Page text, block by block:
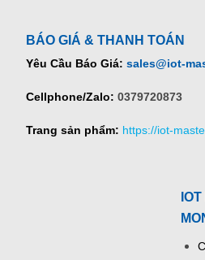
BÁO GIÁ & THANH TOÁN
Yêu Cầu Báo Giá: sales@iot-
Cellphone/Zalo: 0379720873
Trang sản phẩm: https://iot-